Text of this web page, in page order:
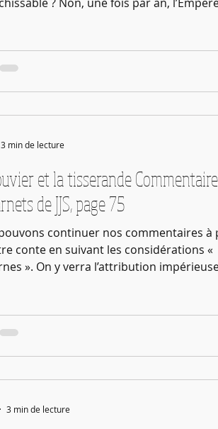
C’est alors que des milliers de pies se
et, en s’assemblant, forment un
pas si c’est pour que l’un rejoigne
et la tisserande
de JJS, page 75
continuer nos commentaires à
conte en suivant les considérations «
». On y verra l’attribution
distinction de ce qui est du registre
féminin, ou encore la partition des
3 min de lecture
3 min de lecture